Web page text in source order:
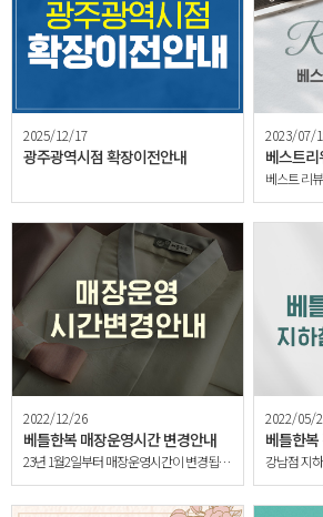
2025/12/17
광주광역시점 확장이전안내
2023/07/
베스트
2022/12/26
베틀한복 매장운영시간 변경안내
23년 1월2일부터 매장운영시간이 변경됩니다.
2022/05/
강남점 지